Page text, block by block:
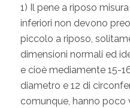
1) Il pene a riposo
inferiori non devono
piccolo a riposo,
dimensioni normali ed
e cioè mediamente 15-
diametro e 12 di
comunque, hanno poco